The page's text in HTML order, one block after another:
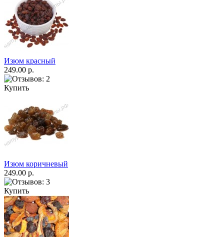
Изюм красный
249.00 р.
Купить
Изюм коричневый
249.00 р.
Купить